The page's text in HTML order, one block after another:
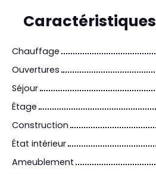
Caractéristiques
Chauffage
Ouvertures
Séjour
Étage
Construction
État intérieur
Ameublement